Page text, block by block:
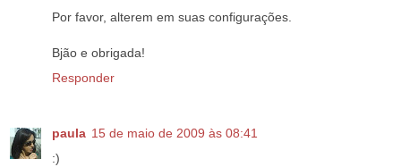
Por favor, alterem em suas configurações.
Bjão e obrigada!
Responder
paula 15 de maio de 2009 às 08:41
:)